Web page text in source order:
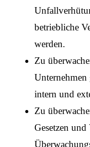
betriebliche
werden.
Zu
Unternehmen
intern und
Zu
Gesetzen